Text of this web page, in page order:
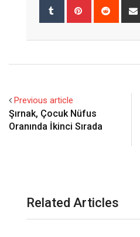
Tumblr Pinterest Reddit
Previous article
Şırnak, Çocuk Nüfus
Oranında İkinci Sırada
Related Articles